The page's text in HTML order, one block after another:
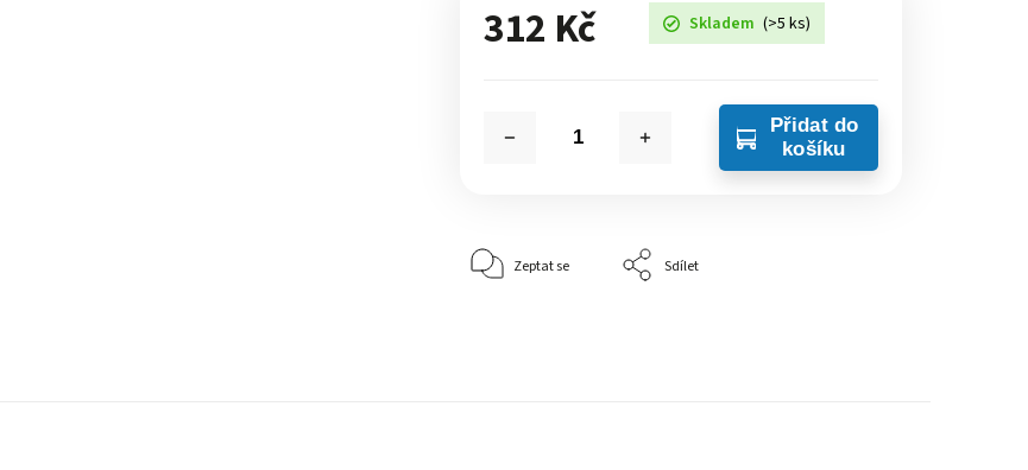
312 Kč Skladem (>5 ks)
Přidat do
košíku
Zeptat se Sdílet